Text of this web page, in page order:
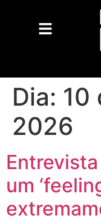
Dia: 10
2026
Entrevista
um